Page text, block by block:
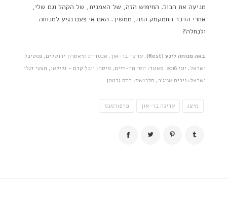
מניעה את הכול. החיפוש הזה, של האמנית, של הקהל וגם שלי,
אחרי הדבר החמקמק הזה, ממשיך. האם אי פעם נגיע למנוחה
ולנחלה?
באה מנוחה ליגע (Rest)
, עדינה בר-און, אכסדרת תיאטרון ירושלים, פסטיבל
ישראל, יוני 2016. סאונד: יוסי מר-חיים, מיטה: יובל קדם – גלילאו, מצעי דגלי
ישראל: נירית אניג'ר, תלבושת: הדס גרטמן.
מיצג עדינה בר-און פרפורמנס